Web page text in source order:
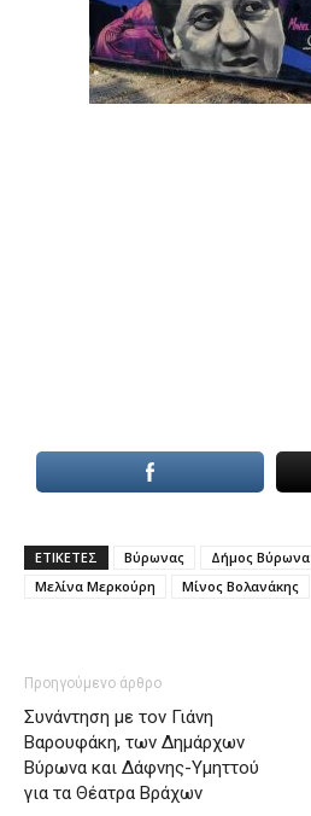
ΕΤΙΚΕΤΕΣ Βύρωνας Δήμος Βύρωνα
Μελίνα Μερκούρη
Μίνος Βολανάκης
Προηγούμενο άρθρο
Συνάντηση με τον Γιάνη
Βαρουφάκη, των Δημάρχων
Βύρωνα και Δάφνης-Υμηττού
για τα Θέατρα Βράχων